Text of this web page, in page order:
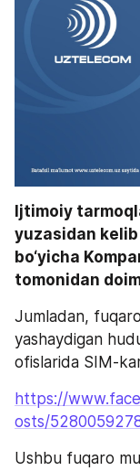
Ijtimoiy
yuzasidan
bo‘yicha
tomonidan
Jumladan,
yashaydigan
ofislarida SIM-
https://
osts/
Ushbu fuqaro